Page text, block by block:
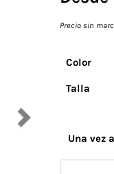
Precio sin
Color
Talla
Una vez